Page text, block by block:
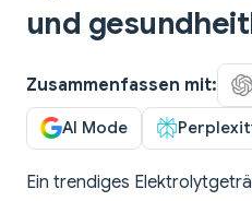
und
Zusammenfassen mit:
AI Mode
Ein trendiges